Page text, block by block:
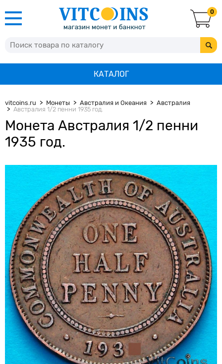
0
КАТАЛОГ
vitcoins.ru Монеты Австралия и Океания
Австралия
Австралия 1/2 пенни 1935 год.
Монета Австралия 1/2 пенни
1935 год.